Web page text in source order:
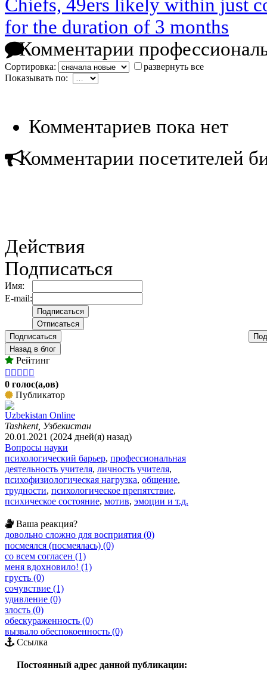
Chiefs, 49ers likely within just
for the duration of 3 months
Комментарии
Сортировка:
развернуть все
Показывать по:
Комментариев пока нет
Комментарии посетителей
Действия
Подписаться
Имя:
E-mail:
Подписаться
Назад в блог
Рейтинг
    
0 голос(а,ов)
Публикатор
Uzbekistan Online
Tashkent, Узбекистан
20.01.2021 (2024 дней(я) назад)
Вопросы науки
психологический барьер, профессиональная
деятельность учителя, личность учителя,
психофизиологическая нагрузка, общение,
трудности, психологическое препятствие,
психическое состояние, мотив, эмоции и т.д.
Ваша реакция?
довольно сложно для восприятия (0)
посмеялся (посмеялась) (0)
со всем согласен (1)
меня вдохновило! (1)
грусть (0)
сочувствие (1)
удивление (0)
злость (0)
обескураженность (0)
вызвало обеспокоенность (0)
Ссылка
Постоянный адрес данной публикации: